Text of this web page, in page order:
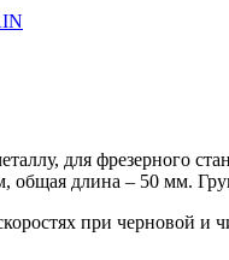
для фрезерного
длина – 50 мм.
при черновой и